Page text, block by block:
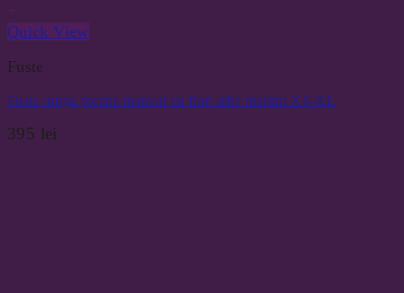
Quick View
Fuste
Fusta lunga pictata manual cu flori albe marimi XS-XL
395 lei